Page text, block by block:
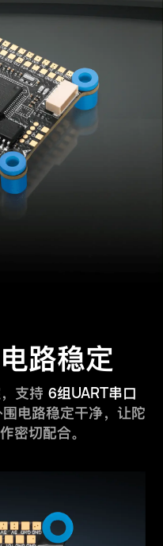
路稳定
，支持 6组 UART串口
电路稳定干净，让陀
密切配合。